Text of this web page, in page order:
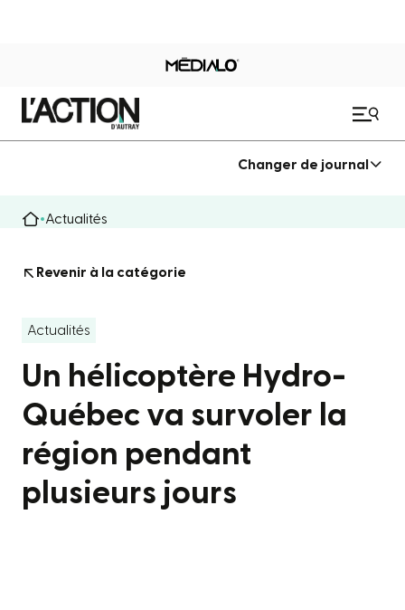
Changer de journal
Actualités
Revenir à la catégorie
Actualités
Un hélicoptère Hydro-
Québec va survoler la
région pendant
plusieurs jours